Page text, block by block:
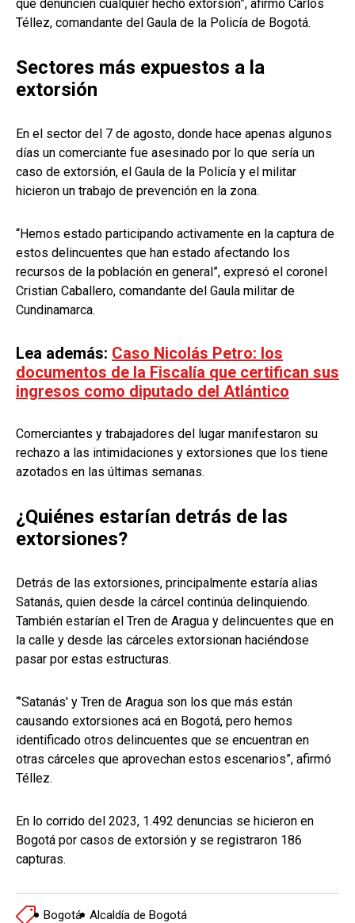
que denuncien cualquier hecho extorsión”, afirmó Carlos
Téllez, comandante del Gaula de la Policía de Bogotá.
Sectores más expuestos a la
extorsión
En el sector del 7 de agosto, donde hace apenas algunos
días un comerciante fue asesinado por lo que sería un
caso de extorsión, el Gaula de la Policía y el militar
hicieron un trabajo de prevención en la zona.
“Hemos estado participando activamente en la captura de
estos delincuentes que han estado afectando los
recursos de la población en general”, expresó el coronel
Cristian Caballero, comandante del Gaula militar de
Cundinamarca.
Lea además: Caso Nicolás Petro: los
documentos de la Fiscalía que certifican sus
ingresos como diputado del Atlántico
Comerciantes y trabajadores del lugar manifestaron su
rechazo a las intimidaciones y extorsiones que los tiene
azotados en las últimas semanas.
¿Quiénes estarían detrás de las
extorsiones?
Detrás de las extorsiones, principalmente estaría alias
Satanás, quien desde la cárcel continúa delinquiendo.
También estarían el Tren de Aragua y delincuentes que en
la calle y desde las cárceles extorsionan haciéndose
pasar por estas estructuras.
“’Satanás' y Tren de Aragua son los que más están
causando extorsiones acá en Bogotá, pero hemos
identificado otros delincuentes que se encuentran en
otras cárceles que aprovechan estos escenarios”, afirmó
Téllez.
En lo corrido del 2023, 1.492 denuncias se hicieron en
Bogotá por casos de extorsión y se registraron 186
capturas.
Bogotá Alcaldía de Bogotá